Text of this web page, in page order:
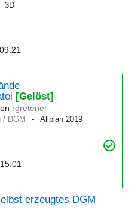
3D
[Gelöst]
rgretener
/ DGM Allplan 2019
erzeugtes DGM